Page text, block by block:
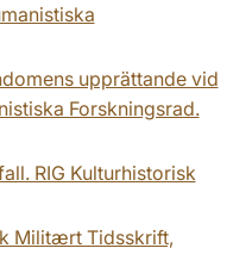
upprättande vid
Forskningsrad.
RIG Kulturhistorisk
Militært Tidsskrift,